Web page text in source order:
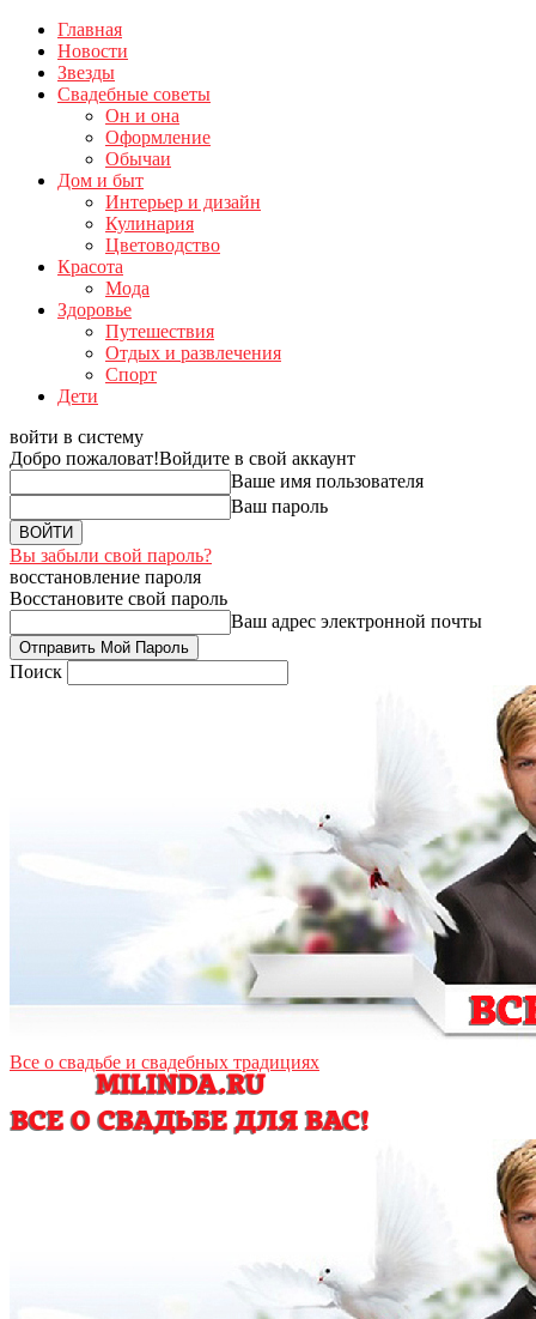
Главная
Новости
Звезды
Свадебные советы
Он и она
Оформление
Обычаи
Дом и быт
Интерьер и дизайн
Кулинария
Цветоводство
Красота
Мода
Здоровье
Путешествия
Отдых и развлечения
Спорт
Дети
войти в систему
Добро пожаловат!Войдите в свой аккаунт
Ваше имя пользователя
Ваш пароль
Вы забыли свой пароль?
восстановление пароля
Восстановите свой пароль
Ваш адрес электронной почты
Поиск
Все о свадьбе и свадебных традициях